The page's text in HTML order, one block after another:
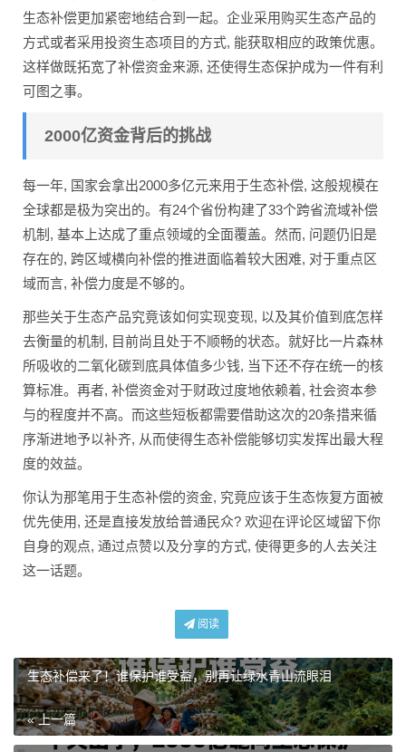
生态补偿更加紧密地结合到一起。企业采用购买生态产品的
方式或者采用投资生态项目的方式, 能获取相应的政策优惠。
这样做既拓宽了补偿资金来源, 还使得生态保护成为一件有利
可图之事。
2000亿资金背后的挑战
每一年, 国家会拿出2000多亿元来用于生态补偿, 这般规模在
全球都是极为突出的。有24个省份构建了33个跨省流域补偿
机制, 基本上达成了重点领域的全面覆盖。然而, 问题仍旧是
存在的, 跨区域横向补偿的推进面临着较大困难, 对于重点区
域而言, 补偿力度是不够的。
那些关于生态产品究竟该如何实现变现, 以及其价值到底怎样
去衡量的机制, 目前尚且处于不顺畅的状态。就好比一片森林
所吸收的二氧化碳到底具体值多少钱, 当下还不存在统一的核
算标准。再者, 补偿资金对于财政过度地依赖着, 社会资本参
与的程度并不高。而这些短板都需要借助这次的20条措来循
序渐进地予以补齐, 从而使得生态补偿能够切实发挥出最大程
度的效益。
你认为那笔用于生态补偿的资金, 究竟应该于生态恢复方面被
优先使用, 还是直接发放给普通民众? 欢迎在评论区域留下你
自身的观点, 通过点赞以及分享的方式, 使得更多的人去关注
这一话题。
阅读
生态补偿来了！谁保护谁受益，别再让绿水青山流眼泪
« 上一篇